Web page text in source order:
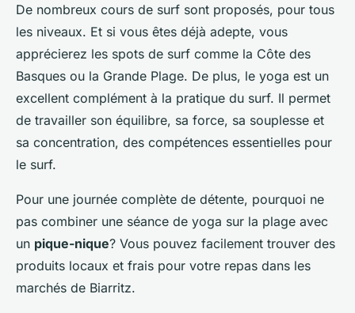
De nombreux cours de surf sont proposés, pour tous
les niveaux. Et si vous êtes déjà adepte, vous
apprécierez les spots de surf comme la Côte des
Basques ou la Grande Plage. De plus, le yoga est un
excellent complément à la pratique du surf. Il permet
de travailler son équilibre, sa force, sa souplesse et
sa concentration, des compétences essentielles pour
le surf.
Pour une journée complète de détente, pourquoi ne
pas combiner une séance de yoga sur la plage avec
un pique-nique? Vous pouvez facilement trouver des
produits locaux et frais pour votre repas dans les
marchés de Biarritz.